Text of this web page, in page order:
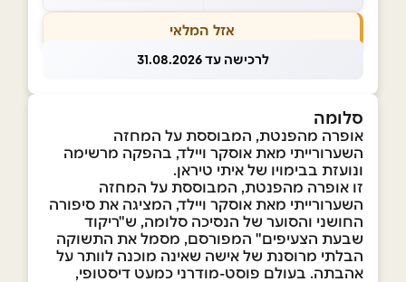
אזל המלאי
לרכישה עד 31.08.2026
סלומה
אופרה מהפנטת, המבוססת על המחזה
השערורייתי מאת אוסקר ויילד, בהפקה מרשימה
ונועזת בבימויו של איתי טיראן.
זו אופרה מהפנטת, המבוססת על המחזה
השערורייתי מאת אוסקר ויילד, המציגה את סיפורה
החושני והסוער של הנסיכה סלומה, ש"ריקוד
שבעת הצעיפים" המפורסם, מסמל את התשוקה
הבלתי מרוסנת של אישה שאינה מוכנה לוותר על
אהבתה. בעולם פוסט-מודרני כמעט דיסטופי,